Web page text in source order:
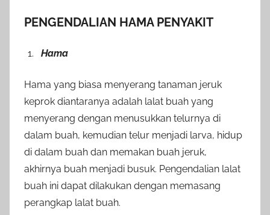
PENGENDALIAN HAMA PENYAKIT
Hama
Hama yang biasa menyerang tanaman jeruk
keprok diantaranya adalah lalat buah yang
menyerang dengan menusukkan telurnya di
dalam buah, kemudian telur menjadi larva, hidup
di dalam buah dan memakan buah jeruk,
akhirnya buah menjadi busuk. Pengendalian lalat
buah ini dapat dilakukan dengan memasang
perangkap lalat buah.